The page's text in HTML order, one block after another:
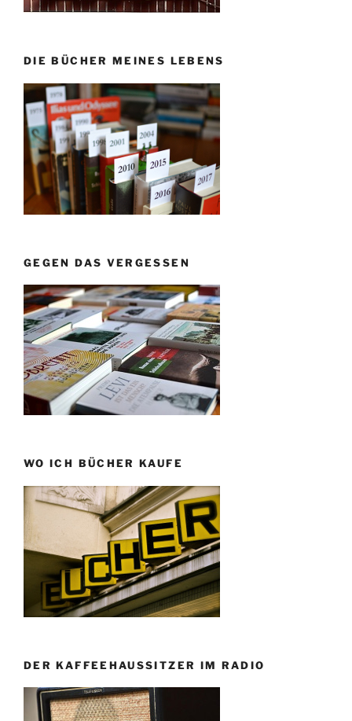
DIE BÜCHER MEINES LEBENS
GEGEN DAS VERGESSEN
WO ICH BÜCHER KAUFE
DER KAFFEEHAUSSITZER IM RADIO